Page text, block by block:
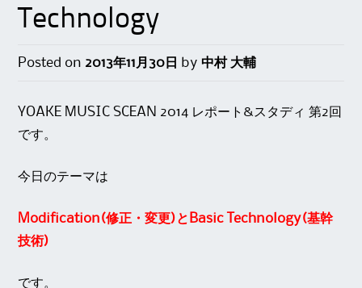
Technology
Posted on 2013年11月30日 by中村 大輔
YOAKE MUSIC SCEAN 2014 レポート&スタディ 第2回
です。
今日のテーマは
Modification(修正・変更)とBasic Technology(基幹
技術)
です。